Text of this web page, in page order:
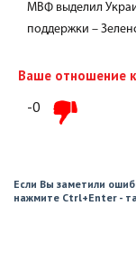
МВФ выделил
поддержки –
Ваше отношение
-0
Если Вы заметили
нажмите Ctrl+Enter -